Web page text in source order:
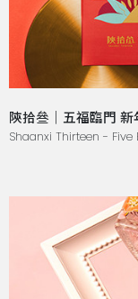
陝拾叄｜五福臨門 新
Shaanxi Thirteen -